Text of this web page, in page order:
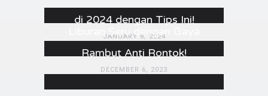
di 2024 dengan Tips Ini!
JANUARY 8, 2024
Liburan Seru dengan Gaya
Rambut Anti Rontok!
DECEMBER 6, 2023